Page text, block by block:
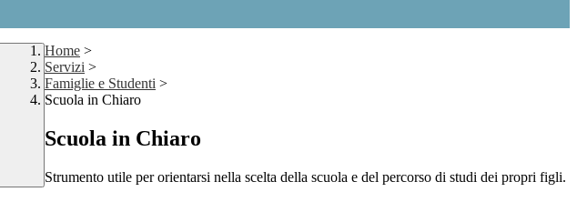
Home >
Servizi >
Famiglie e Studenti >
Scuola in Chiaro
Scuola in Chiaro
Strumento utile per orientarsi nella scelta della scuola e del percorso di studi dei propri figli.